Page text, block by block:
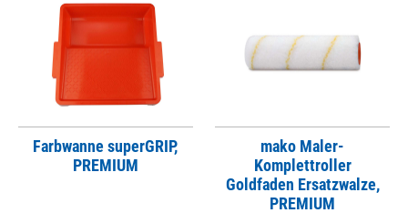
Farbwanne superGRIP,
PREMIUM
mako Maler-
Komplettroller
Goldfaden Ersatzwalze,
PREMIUM